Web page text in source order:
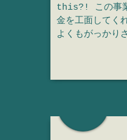
this?! この事業
金を工面してく
よくもがっか